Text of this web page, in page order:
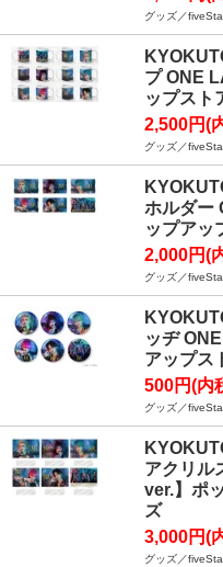
グッズ／
プ ONE
ップスト
2,500円(
グッズ／
ホルダー
ップアッ
2,000円(
グッズ／
ッヂ
アップス
500円(内
グッズ／
アクリル
ver.】ポ
ズ
3,000円(
グッズ／